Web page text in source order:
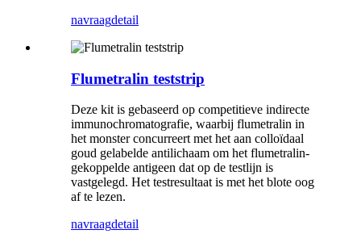
navraagdetail
Flumetralin teststrip
Deze kit is gebaseerd op competitieve indirecte
immunochromatografie, waarbij flumetralin in
het monster concurreert met het aan colloïdaal
goud gelabelde antilichaam om het flumetralin-
gekoppelde antigeen dat op de testlijn is
vastgelegd. Het testresultaat is met het blote oog
af te lezen.
navraagdetail